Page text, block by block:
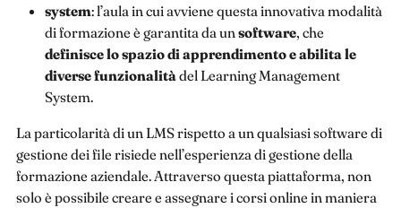
system: l’aula in cui avviene questa innovativa modalità
di formazione è garantita da un software, che
definisce lo spazio di apprendimento e abilita le
diverse funzionalitàdel Learning Management
System.
La particolarità di un LMS rispetto a un qualsiasi software di
gestione dei file risiede nell’esperienza di gestione della
formazione aziendale. Attraverso questa piattaforma, non
solo è possibile creare e assegnare i corsi online in maniera